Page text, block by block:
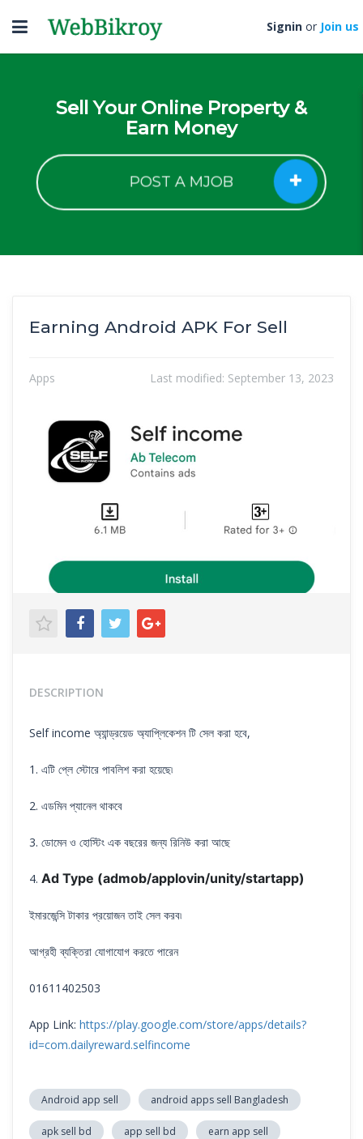
Toggle
navigation
Signin or Join us
Sell Your Online Property &
Earn Money
POST A MJOB
Earning Android APK For Sell
Apps Last modified: September 13, 2023
DESCRIPTION
Self income অ্যান্ড্রয়েড অ্যাপ্লিকেশন টি সেল করা হবে,
1. এটি প্লে স্টোরে পাবলিশ করা হয়েছে৷
2. এডমিন প্যানেল থাকবে
3. ডোমেন ও হোস্টিং এক বছরের জন্য রিনিউ করা আছে
4. Ad Type (admob/applovin/unity/startapp)
ইমারজেন্সি টাকার প্রয়োজন তাই সেল করব৷
আগ্রহী ব্যক্তিরা যোগাযোগ করতে পারেন
01611402503
App Link: https://play.google.com/store/apps/details?
id=com.dailyreward.selfincome
Android app sell android apps sell Bangladesh
apk sell bd app sell bd earn app sell